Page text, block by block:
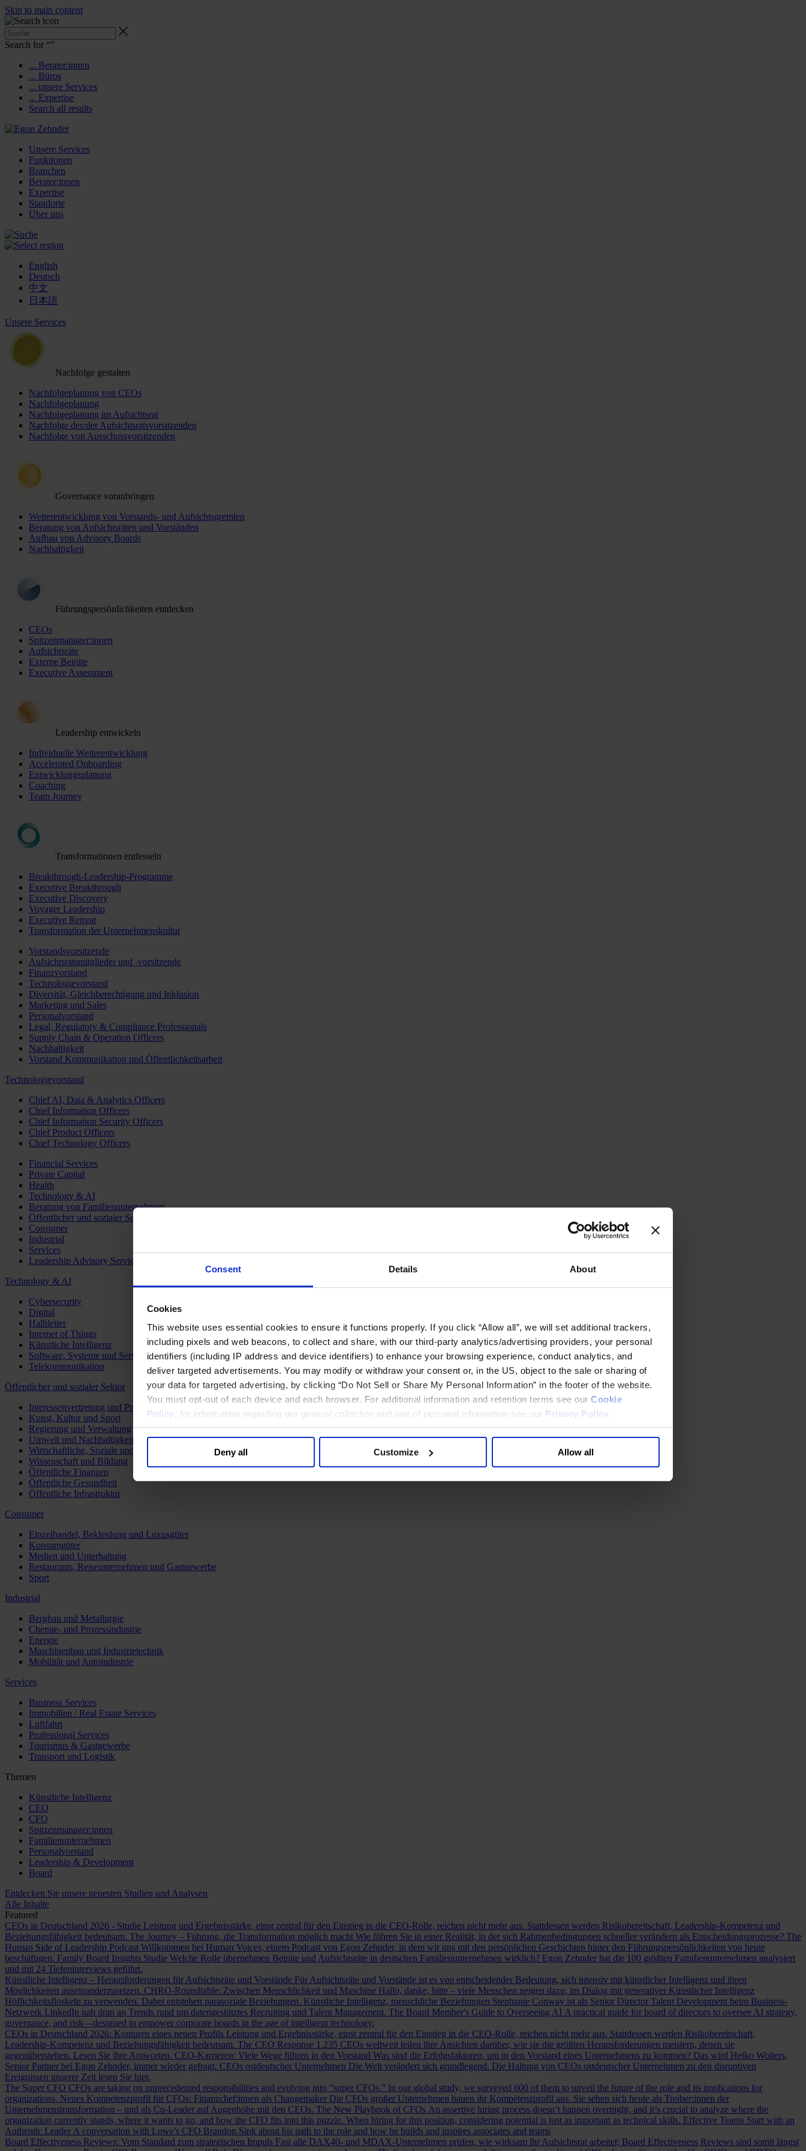
Consent Details About
Cookies
This website uses essential cookies to ensure it functions properly. If you click “Allow all”, we will set additional trackers,
including pixels and web beacons, to collect and share, with our third-party analytics/advertising providers, your personal
identifiers (including IP address and device identifiers) to enhance your browsing experience, conduct analytics, and
deliver targeted advertisements. You may modify or withdraw your consent or, in the US, object to the sale or sharing of
your data for targeted advertising, by clicking “Do Not Sell or Share My Personal Information” in the footer of the website.
You must opt-out of each device and each browser. For additional information and retention terms see our Cookie
Policy; for information regarding our general collection and use of personal information see our Privacy Policy
Deny all Customize Allow all
Skip to main content
Search for “”
... Berater:innen
... Büros
... unsere Services
... Expertise
Search all results
Unsere Services
Funktionen
Branchen
Berater:innen
Expertise
Standorte
Über uns
English
Deutsch
中文
日本語
Unsere Services
Nachfolge gestalten
Nachfolgeplanung von CEOs
Nachfolgeplanung
Nachfolgeplanung im Aufsichtsrat
Nachfolge des:der Aufsichtsratsvorsitzenden
Nachfolge von Ausschussvorsitzenden
Governance voranbringen
Weiterentwicklung von Vorstands- und Aufsichtsgremien
Beratung von Aufsichtsräten und Vorständen
Aufbau von Advisory Boards
Nachhaltigkeit
Führungspersönlichkeiten entdecken
CEOs
Spitzenmanager:innen
Aufsichtsräte
Externe Beiräte
Executive Assessment
Leadership entwickeln
Individuelle Weiterentwicklung
Accelerated Onboarding
Entwicklungsplanung
Coaching
Team Journey
Transformationen entfesseln
Breakthrough-Leadership-Programme
Executive Breakthrough
Executive Discovery
Voyager Leadership
Executive Retreat
Transformation der Unternehmenskultur
Vorstandsvorsitzende
Aufsichtsratsmitglieder und -vorsitzende
Finanzvorstand
Technologievorstand
Diversität, Gleichberechtigung und Inklusion
Marketing und Sales
Personalvorstand
Legal, Regulatory & Compliance Professionals
Supply Chain & Operation Officers
Nachhaltigkeit
Vorstand Kommunikation und Öffentlichkeitsarbeit
Technologievorstand
Chief AI, Data & Analytics Officers
Chief Information Officers
Chief Information Security Officers
Chief Product Officers
Chief Technology Officers
Financial Services
Private Capital
Health
Technology & AI
Beratung von Familienunternehmen
Öffentlicher und sozialer Sektor
Consumer
Industrial
Services
Leadership Advisory Services
Technology & AI
Cybersecurity
Digital
Halbleiter
Internet of Things
Künstliche Intelligenz
Software, Systeme und Services
Telekommunikation
Öffentlicher und sozialer Sektor
Interessenvertretung und Public Affairs
Kunst, Kultur und Sport
Regierung und Verwaltung
Umwelt und Nachhaltigkeit
Wirtschaftliche, Soziale und Humanitäre Entwicklung
Wissenschaft und Bildung
Öffentliche Finanzen
Öffentliche Gesundheit
Öffentliche Infrastruktur
Consumer
Einzelhandel, Bekleidung und Luxusgüter
Konsumgüter
Medien und Unterhaltung
Restaurants, Reiseunternehmen und Gastgewerbe
Sport
Industrial
Bergbau und Metallurgie
Chemie- und Prozessindustrie
Energie
Maschinenbau und Industrietechnik
Mobilität und Autoindustrie
Services
Business Services
Immobilien / Real Estate Services
Luftfahrt
Professional Services
Tourismus & Gastgewerbe
Transport und Logistik
Themen
Künstliche Intelligenz
CEO
CFO
Spitzenmanager:innen
Familienunternehmen
Personalvorstand
Leadership & Development
Board
Entdecken Sie unsere neuesten Studien und Analysen
Alle Inhalte
Featured
CEOs in Deutschland 2026 - Studie Leistung und Ergebnisstärke, einst zentral für den Einstieg in die CEO-Rolle, reichen nicht mehr aus. Stattdessen werden Risikobereitschaft, Leadership-Kompetenz und
Beziehungsfähigkeit bedeutsam. The Journey – Führung, die Transformation möglich macht Wie führen Sie in einer Realität, in der sich Rahmenbedingungen schneller verändern als Entscheidungsprozesse? The
Human Side of Leadership Podcast Willkommen bei Human Voices, einem Podcast von Egon Zehnder, in dem wir uns mit den persönlichen Geschichten hinter den Führungspersönlichkeiten von heute
beschäftigen. Family Board Insights Studie Welche Rolle übernehmen Beiräte und Aufsichtsräte in deutschen Familienunternehmen wirklich? Egon Zehnder hat die 100 größten Familienunternehmen analysiert
und mit 24 Tiefeninterviews geführt.
Künstliche Intelligenz – Herausforderungen für Aufsichtsräte und Vorstände Für Aufsichtsräte und Vorstände ist es von entscheidender Bedeutung, sich intensiv mit künstlicher Intelligenz und ihren
Möglichkeiten auseinanderzusetzen. CHRO-Roundtable: Zwischen Menschlichkeit und Maschine Hallo, danke, bitte – viele Menschen neigen dazu, im Dialog mit generativer Künstlicher Intelligenz
Höflichkeitsfloskeln zu verwenden. Dabei entstehen parasoziale Beziehungen. Künstliche Intelligenz, menschliche Beziehungen Stephanie Conway ist als Senior Director Talent Development beim Business-
Netzwerk LinkedIn nah dran an Trends rund um datengestütztes Recruiting und Talent Management. The Board Member's Guide to Overseeing AI A practical guide for board of directors to oversee AI strategy,
governance, and risk—designed to empower corporate boards in the age of intelligent technology.
CEOs in Deutschland 2026: Konturen eines neuen Profils Leistung und Ergebnisstärke, einst zentral für den Einstieg in die CEO-Rolle, reichen nicht mehr aus. Stattdessen werden Risikobereitschaft,
Leadership-Kompetenz und Beziehungsfähigkeit bedeutsam. The CEO Response 1.235 CEOs weltweit teilen ihre Ansichten darüber, wie sie die größten Herausforderungen meistern, denen sie
gegenüberstehen. Lesen Sie ihre Antworten. CEO-Karrieren: Viele Wege führen in den Vorstand Was sind die Erfolgsfaktoren, um in den Vorstand eines Unternehmens zu kommen? Das wird Heiko Wolters,
Senior Partner bei Egon Zehnder, immer wieder gefragt. CEOs ostdeutscher Unternehmen Die Welt verändert sich grundlegend. Die Haltung von CEOs ostdeutscher Unternehmen zu den disruptiven
Ereignissen unserer Zeit lesen Sie hier.
The Super CFO CFOs are taking on unprecedented responsibilities and evolving into “super CFOs.” In our global study, we surveyed 600 of them to unveil the future of the role and its implications for
organizations. Neues Kompetenzprofil für CFOs: Finanzchef:innen als Changemaker Die CFOs großer Unternehmen bauen ihr Kompetenzprofil aus. Sie sehen sich heute als Treiber:innen der
Unternehmenstransformation – und als Co-Leader auf Augenhöhe mit den CEOs. The New Playbook of CFOs An assertive hiring process doesn’t happen overnight, and it’s crucial to analyze where the
organization currently stands, where it wants to go, and how the CFO fits into this puzzle. When hiring for this position, considering potential is just as important as technical skills. Effective Teams Start with an
Authentic Leader A conversation with Lowe's CFO Brandon Sink about his path to the role and how he builds and inspires associates and teams
Board Effectiveness Reviews: Vom Standard zum strategischen Impuls Fast alle DAX40- und MDAX-Unternehmen prüfen, wie wirksam ihr Aufsichtsrat arbeitet; Board Effectiveness Reviews sind somit längst